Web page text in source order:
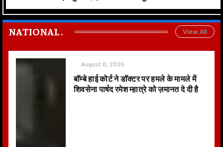
NATIONAL. View All
August 8, 2026
बॉम्बे हाई कोर्ट ने डॉक्टर पर हमले के मामले में
शिवसेना पार्षद रमेश म्हात्रे को ज़मानत दे दी है